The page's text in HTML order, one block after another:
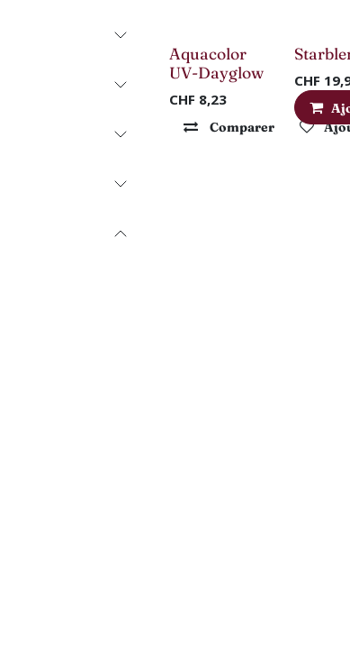
Aquacolor
UV-Dayglow
CHF 8,23
Comparer
CHF